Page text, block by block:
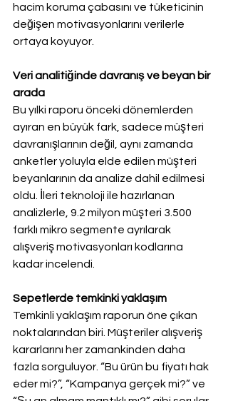
hacim koruma çabasını ve tüketicinin
değişen motivasyonlarını verilerle
ortaya koyuyor.
Veri analitiğinde davranış ve beyan bir
arada
Bu yılki raporu önceki dönemlerden
ayıran en büyük fark, sadece müşteri
davranışlarının değil, aynı zamanda
anketler yoluyla elde edilen müşteri
beyanlarının da analize dahil edilmesi
oldu. İleri teknoloji ile hazırlanan
analizlerle, 9.2 milyon müşteri 3.500
farklı mikro segmente ayrılarak
alışveriş motivasyonları kodlarına
kadar incelendi.
Sepetlerde temkinki yaklaşım
Temkinli yaklaşım raporun öne çıkan
noktalarından biri. Müşteriler alışveriş
kararlarını her zamankinden daha
fazla sorguluyor. “Bu ürün bu fiyatı hak
eder mi?”, “Kampanya gerçek mi?” ve